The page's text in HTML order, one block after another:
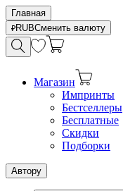
Главная
RUBСменить валюту
Магазин
Импринты
Бестселлеры
Бесплатные
Скидки
Подборки
Автору